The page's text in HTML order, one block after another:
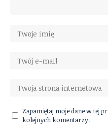
Zapamiętaj moje dane w tej
kolejnych komentarzy.